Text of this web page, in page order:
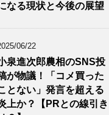
なる現状と今後の展望
06/22
泉進次郎農相のSNS投
が物議！「コメ買った
とない」発言を超える
上か？【PRとの線引き